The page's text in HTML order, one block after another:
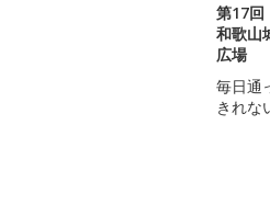
第17
和歌
広場
毎日通
きれな